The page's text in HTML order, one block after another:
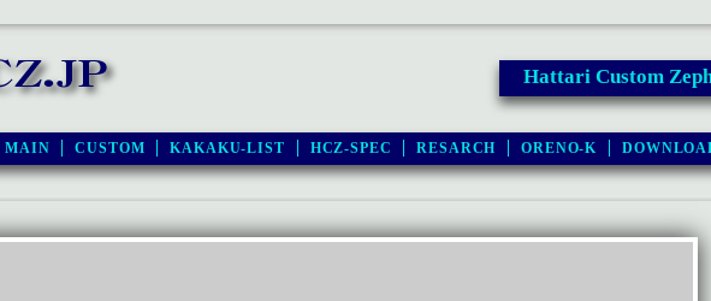
Hattari Custom
MAIN CUSTOM KAKAKU-LIST HCZ-SPEC RESARCH ORENO-K